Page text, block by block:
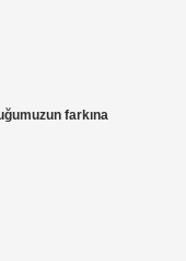
farkına